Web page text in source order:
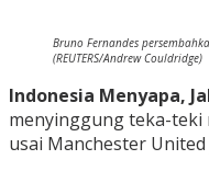
Bruno Fernandes
(REUTERS/Andrew Couldridge)
Indonesia Menyapa,
menyinggung teka-teki
usai Manchester United